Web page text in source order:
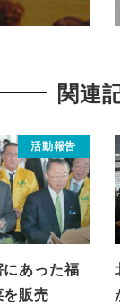
関連
活動報告
あった福
販売